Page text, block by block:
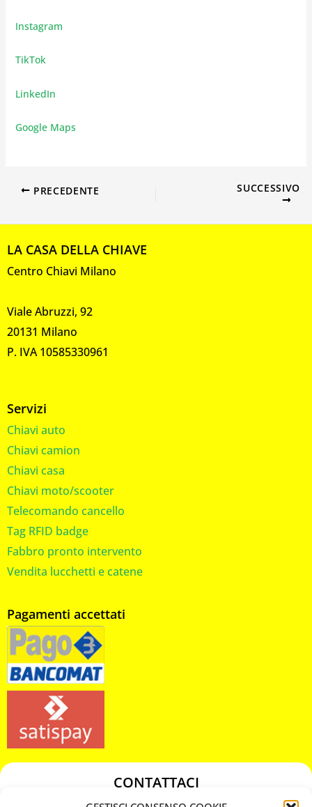
Instagram
TikTok
LinkedIn
Google Maps
PRECEDENTE SUCCESSIVO
LA CASA DELLA CHIAVE
Centro Chiavi Milano
Viale Abruzzi, 92
20131 Milano
P. IVA 10585330961
Servizi
Chiavi auto
Chiavi camion
Chiavi casa
Chiavi moto/scooter
Telecomando cancello
Tag RFID badge
Fabbro pronto intervento
Vendita lucchetti e catene
Pagamenti accettati
CONTATTACI